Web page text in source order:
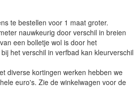
te bestellen voor 1 maat groter.
nauwkeurig door verschil in breien
een bolletje wol is door het
het verschil in verfbad kan kleurverschil
diverse kortingen werken hebben we
euro's. Zie de winkelwagen voor de